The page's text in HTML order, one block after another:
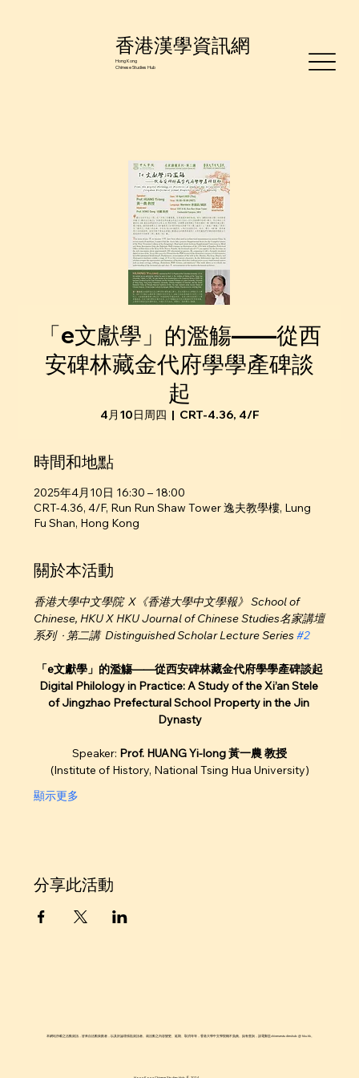
香港漢學資訊網
Hong Kong
Chinese Studies Hub
「e文獻學」的濫觴——從西
安碑林藏金代府學學產碑談
起
4月10日周四
  |
CRT-4.36, 4/F
時間和地點
2025年4月10日 16:30 – 18:00
CRT-4.36, 4/F, Run Run Shaw Tower 逸夫教學樓, Lung
Fu Shan, Hong Kong
關於本活動
香港大學中文學院  X《香港大學中文學報》 School of
Chinese, HKU X HKU Journal of Chinese Studies名家講壇
系列  ∙ 第二講  Distinguished Scholar Lecture Series #2
「e文獻學」的濫觴——從西安碑林藏金代府學學產碑談起
Digital Philology in Practice: A Study of the Xi’an Stele
of Jingzhao Prefectural School Property in the Jin
Dynasty
Speaker: Prof. HUANG Yi-long 黃一農 教授
(Institute of History, National Tsing Hua University)
顯示更多
分享此活動
本網站所載之活動資訊，皆來自活動策劃者，以及於論壇張貼資訊者。就活動之內容變更、延期、取消等等，香港大學中文學院概不負責。如有查詢，請電郵至chinesestudieshub @ hku.hk。